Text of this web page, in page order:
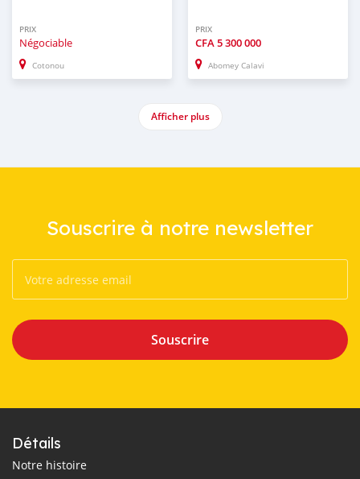
PRIX
Négociable
Cotonou
PRIX
CFA5 300 000
Abomey Calavi
Afficher plus
Souscrire à notre newsletter
Souscrire
Détails
Notre histoire